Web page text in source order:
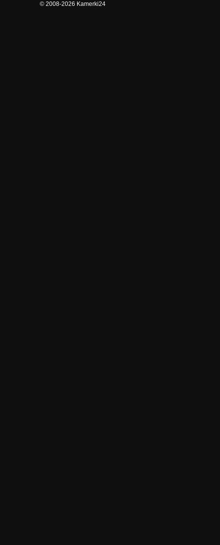
© 2008-2026 Kamerki24